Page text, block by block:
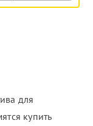
для
купить